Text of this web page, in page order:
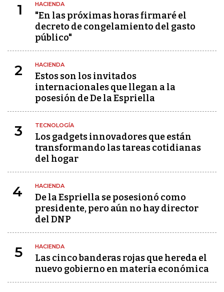
1 HACIENDA
"En las próximas horas firmaré el
decreto de congelamiento del gasto
público"
2 HACIENDA
Estos son los invitados
internacionales que llegan a la
posesión de De la Espriella
3 TECNOLOGÍA
Los gadgets innovadores que están
transformando las tareas cotidianas
del hogar
4 HACIENDA
De la Espriella se posesionó como
presidente, pero aún no hay director
del DNP
5 HACIENDA
Las cinco banderas rojas que hereda el
nuevo gobierno en materia económica